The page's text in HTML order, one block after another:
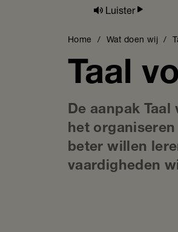
Luister
Home Wat doen wij
Taal
De aanpak
het
beter willen
vaardigheden